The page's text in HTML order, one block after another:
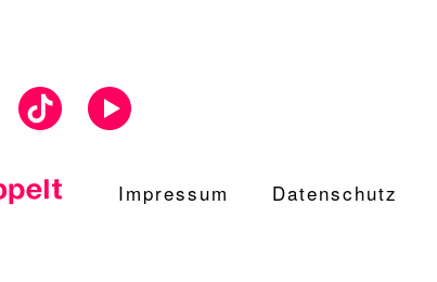
Impressum Datenschutz